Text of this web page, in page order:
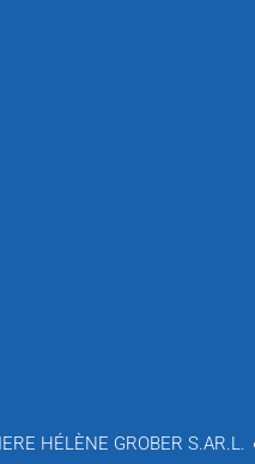
HÉLÈNE GROBER S.AR.L.